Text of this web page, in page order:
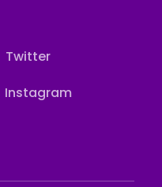
Twitter
Instagram